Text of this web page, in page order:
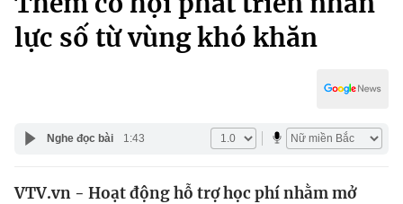
Chính trịThể thao
Truyền hình
Văn hóa - Giải trí
Giáo dục
lực số từ vùng khó khăn
Nghe đọc bài 1:43
VTV.vn - Hoạt động hỗ trợ học phí nhằm mở